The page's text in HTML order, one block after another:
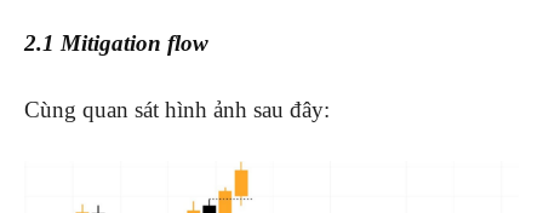
2.1 Mitigation flow
Cùng quan sát hình ảnh sau đây: